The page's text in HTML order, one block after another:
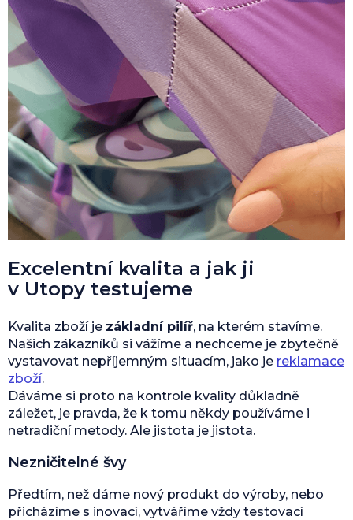
Excelentní kvalita a jak ji
v Utopy testujeme
Kvalita zboží je základní pilíř, na kterém stavíme.
Našich zákazníků si vážíme a nechceme je zbytečně
vystavovat nepříjemným situacím, jako je reklamace
zboží.
Dáváme si proto na kontrole kvality důkladně
záležet, je pravda, že k tomu někdy používáme i
netradiční metody. Ale jistota je jistota.
Nezničitelné švy
Předtím, než dáme nový produkt do výroby, nebo
přicházíme s inovací, vytváříme vždy testovací